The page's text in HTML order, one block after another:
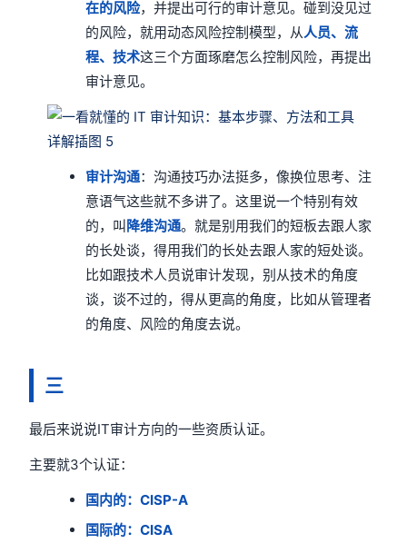
在的风险，并提出可行的审计意见。碰到没见过
的风险，就用动态风险控制模型，从人员、流
程、技术这三个方面琢磨怎么控制风险，再提出
审计意见。
审计沟通：沟通技巧办法挺多，像换位思考、注
意语气这些就不多讲了。这里说一个特别有效
的，叫降维沟通。就是别用我们的短板去跟人家
的长处谈，得用我们的长处去跟人家的短处谈。
比如跟技术人员说审计发现，别从技术的角度
谈，谈不过的，得从更高的角度，比如从管理者
的角度、风险的角度去说。
三
最后来说说IT审计方向的一些资质认证。
主要就3个认证：
国内的：CISP-A
国际的：CISA